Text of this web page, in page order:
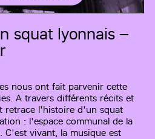
squat lyonnais –
nous ont fait parvenir cette
A travers différents récits et
retrace l'histoire d'un squat
: l'espace communal de la
C'est vivant, la musique est